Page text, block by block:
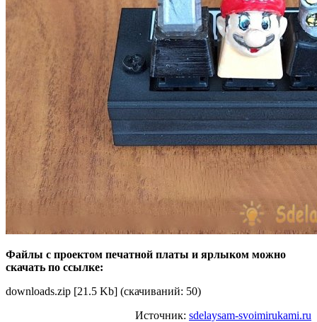
Файлы с проектом печатной платы и ярлыком можно
скачать по ссылке:
downloads.zip [21.5 Kb] (cкачиваний: 50)
Источник: sdelaysam-svoimirukami.ru